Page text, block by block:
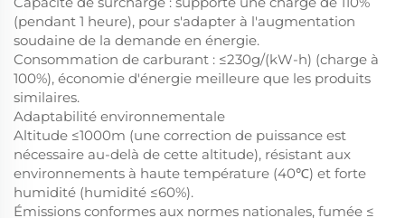
(pendant 1 heure), pour s'adapter à l'augmentation
soudaine de la demande en énergie.
Consommation de carburant : ≤230g/(kW-h) (charge à
100%), économie d'énergie meilleure que les produits
similaires.
Adaptabilité environnementale
Altitude ≤1000m (une correction de puissance est
nécessaire au-delà de cette altitude), résistant aux
environnements à haute température (40℃) et forte
humidité (humidité ≤60%).
Émissions conformes aux normes nationales, fumée ≤